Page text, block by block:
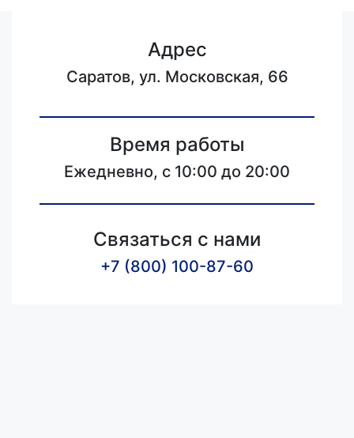
Адрес
Саратов, ул. Московская, 66
Время работы
Ежедневно, с 10:00 до 20:00
Связаться с нами
+7 (800) 100-87-60